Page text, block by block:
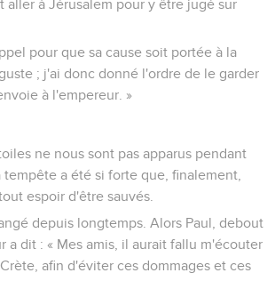
aller à Jérusalem pour y être jugé sur
pour que sa cause soit portée à la
; j'ai donc donné l'ordre de le garder
à l'empereur. »
ne nous sont pas apparus pendant
tempête a été si forte que, finalement,
espoir d'être sauvés.
depuis longtemps. Alors Paul, debout
a dit : « Mes amis, il aurait fallu m'écouter
afin d'éviter ces dommages et ces